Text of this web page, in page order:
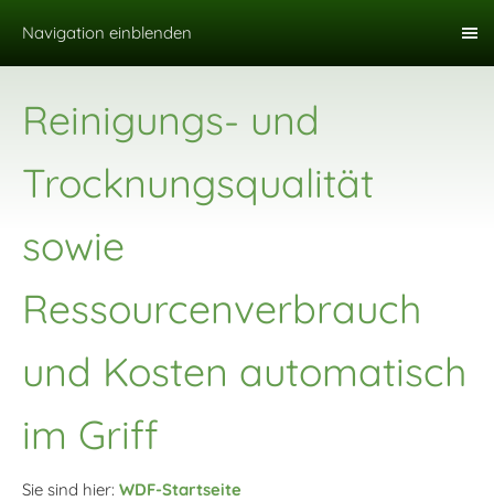
Navigation einblenden
Reinigungs- und
Trocknungsqualität
sowie
Ressourcenverbrauch
und Kosten automatisch
im Griff
Sie sind hier: WDF-Startseite